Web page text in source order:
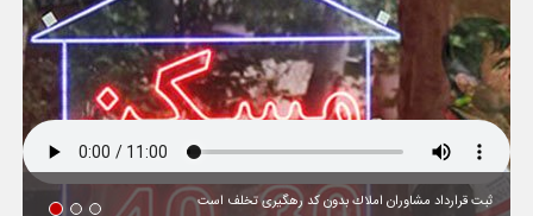
ثبت قرارداد مشاوران املاك بدون كد رهگیری تخلف است